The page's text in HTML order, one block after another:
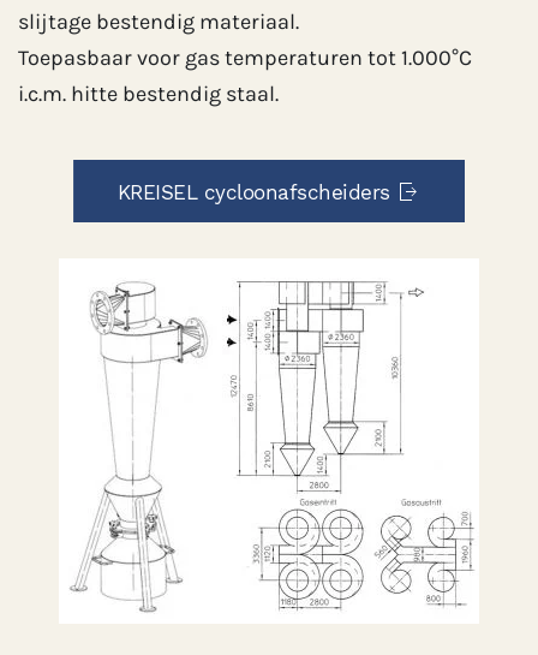
slijtage bestendig materiaal.
Toepasbaar voor gas temperaturen tot 1.000°C
i.c.m. hitte bestendig staal.
KREISEL cycloonafscheiders